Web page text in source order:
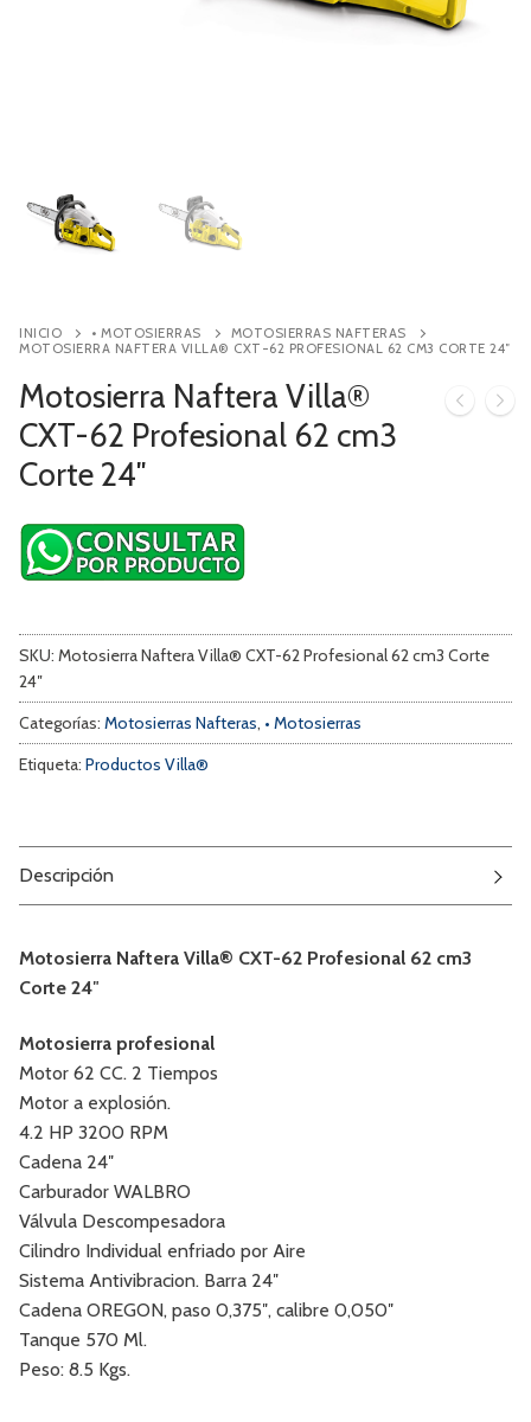
INICIO • MOTOSIERRAS
MOTOSIERRAS NAFTERAS
MOTOSIERRA NAFTERA VILLA® CXT-62 PROFESIONAL 62 CM3 CORTE 24″
Motosierra Naftera Villa®
CXT-62 Profesional 62 cm3
Corte 24″
SKU: Motosierra Naftera Villa® CXT-62 Profesional 62 cm3 Corte
24″
Categorías: Motosierras Nafteras, • Motosierras
Etiqueta: Productos Villa®
Descripción
Motosierra Naftera Villa® CXT-62 Profesional 62 cm3
Corte 24″
Motosierra profesional
Motor 62 CC. 2 Tiempos
Motor a explosión.
4.2 HP 3200 RPM
Cadena 24″
Carburador WALBRO
Válvula Descompesadora
Cilindro Individual enfriado por Aire
Sistema Antivibracion. Barra 24″
Cadena OREGON, paso 0,375″, calibre 0,050″
Tanque 570 Ml.
Peso: 8.5 Kgs.